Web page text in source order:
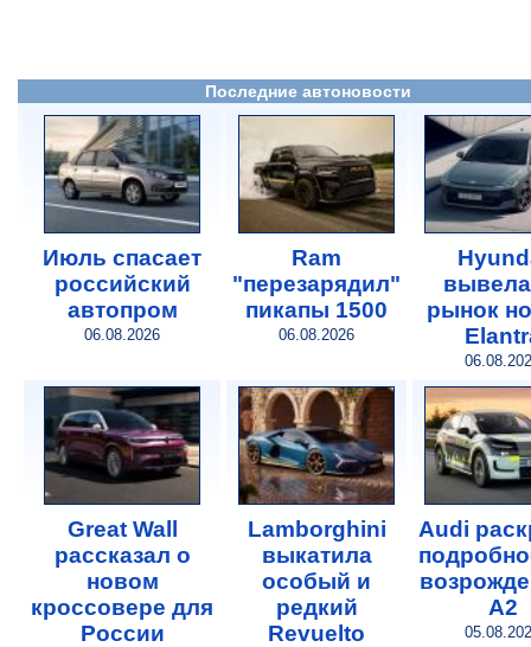
Последние автоновости
Июль спасает
российский
автопром
06.08.2026
Ram
"перезарядил"
пикапы 1500
06.08.2026
рынок
Great Wall
рассказал о
новом
кроссовере для
России
Lamborghini
выкатила
особый и
редкий
Revuelto
Audi
A2